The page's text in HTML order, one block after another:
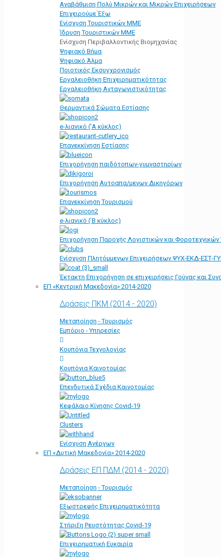
Αναβάθμιση Πολύ Μικρών και Μικρών Επιχειρήσεων
Επιχειρούμε Έξω
Ενίσχυση Τουριστικών ΜΜΕ
Ίδρυση Τουριστικών ΜΜΕ
Ενίσχυση Περιβαλλοντικής Βιομηχανίας
Ψηφιακό Βήμα
Ψηφιακό Άλμα
Ποιοτικός Εκσυγχρονισμός
Εργαλειοθήκη Eπιχειρηματικότητας
Εργαλειοθήκη Ανταγωνιστικότητας
Θερμαντικά Σώματα Εστίασης
e-λιανικό ('Α κύκλος)
Επανεκκίνηση Εστίασης
Επιχορήγηση παιδότοπων-γυμναστηρίων
Επιχορήγηση Αυτοαπα/μενων Δικηγόρων
Επανεκκίνηση Τουρισμού
e-λιανικό (΄Β κύκλος)
Επιχορήγηση Παροχής Λογιστικών και
Ενίσχυση Πλητόμμενων Επιχειρήσεων ΨΥΧ-ΕΚΔ-ΕΣΤ-
Έκτακτη Επιχορήγηση σε επιχειρήσεις Γούνας και
ΕΠ «Kεντρική Μακεδονία» 2014-2020
Δράσεις ΠΚΜ (2014 - 2020)
Μεταποίηση - Τουρισμός
Εμπόριο - Υπηρεσίες
Κουπόνια Τεχνολογίας
Κουπόνια Καινοτομίας
Επενδυτικά Σχέδια Καινοτομίας
Κεφάλαιο Κίνησης Covid-19
Clusters
Ενίσχυση Ανέργων
ΕΠ «Δυτική Μακεδονία» 2014-2020
Δράσεις ΕΠ ΠΔΜ (2014 - 2020)
Μεταποίηση - Τουρισμός
Εξωστρεφής Επιχειρηματικότητα
Στήριξη Ρευστότητας Covid-19
Επιχειρηματική Ευκαιρία